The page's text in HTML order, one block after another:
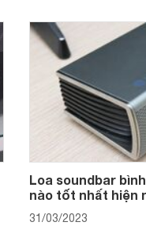
những sự kiện giải trí.
Loa soundbar
nào tốt nhất hiện
31/03/2023